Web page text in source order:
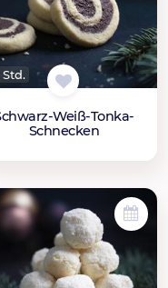
Weiß-Tonka-
Schnecken